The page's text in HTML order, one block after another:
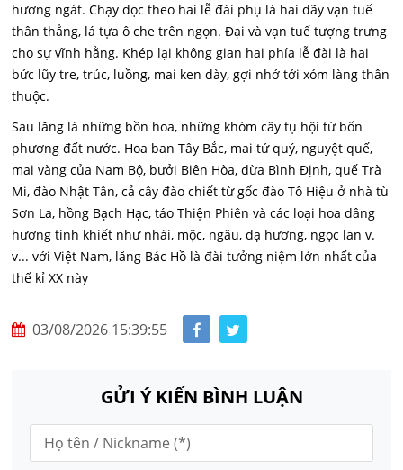
hương ngát. Chạy dọc theo hai lễ đài phụ là hai dãy vạn tuế
thân thẳng, lá tựa ô che trên ngọn. Đại và vạn tuế tượng trưng
cho sự vĩnh hằng. Khép lại không gian hai phía lễ đài là hai
bức lũy tre, trúc, luồng, mai ken dày, gợi nhớ tới xóm làng thân
thuộc.
Sau lăng là những bồn hoa, những khóm cây tụ hội từ bốn
phương đất nước. Hoa ban Tây Bắc, mai tứ quý, nguyệt quế,
mai vàng của Nam Bộ, bưởi Biên Hòa, dừa Bình Định, quế Trà
Mi, đào Nhật Tân, cả cây đào chiết từ gốc đào Tô Hiệu ở nhà tù
Sơn La, hồng Bạch Hạc, táo Thiện Phiên và các loại hoa dâng
hương tinh khiết như nhài, mộc, ngâu, dạ hương, ngọc lan v.
v... với Việt Nam, lăng Bác Hồ là đài tưởng niệm lớn nhất của
thế kỉ XX này
03/08/2026 15:39:55
GỬI Ý KIẾN BÌNH LUẬN